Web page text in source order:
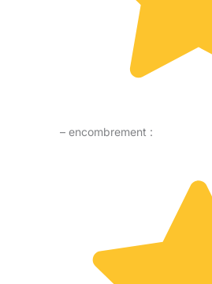
– encombrement :